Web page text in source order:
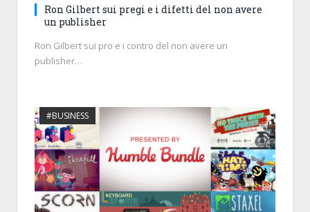
Ron Gilbert sui pregi e i difetti del non avere
un publisher
Ron Gilbert sui pro e i contro del non avere un
publisher…
#BUSINESS